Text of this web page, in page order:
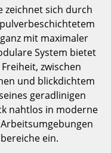
zeichnet sich durch
mit maximaler
System bietet
zwischen
und blickdichtem
geradlinigen
nahtlos in moderne
ein.